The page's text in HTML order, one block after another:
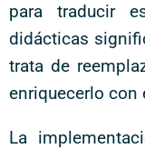
para traducir
didácticas
trata de
enriquecerlo con
La